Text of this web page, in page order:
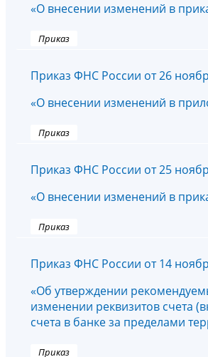
«О внесении изменений в
Приказ
Приказ ФНС России от 26
«О внесении изменений в
Приказ
Приказ ФНС России от 25
«О внесении изменений в
Приказ
Приказ ФНС России от 14
«Об утверждении
изменении реквизитов счета
счета в банке за пределами
Приказ